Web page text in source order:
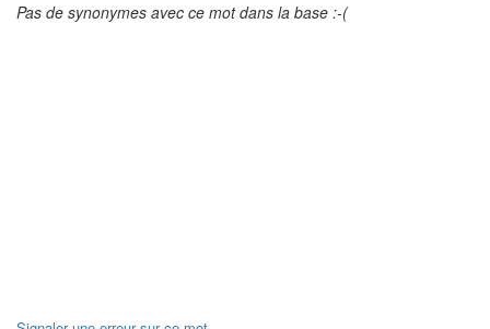
Pas de synonymes avec ce mot dans la base :-(